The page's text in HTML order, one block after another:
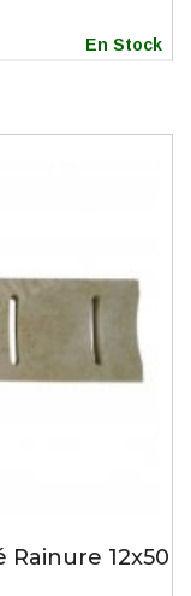
En Stock
12x50